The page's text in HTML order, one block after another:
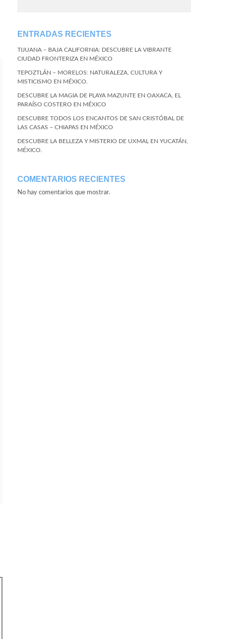
ENTRADAS RECIENTES
TIJUANA – BAJA CALIFORNIA: DESCUBRE LA VIBRANTE
CIUDAD FRONTERIZA EN MÉXICO
TEPOZTLÁN – MORELOS: NATURALEZA, CULTURA Y
MISTICISMO EN MÉXICO.
DESCUBRE LA MAGIA DE PLAYA MAZUNTE EN OAXACA, EL
PARAÍSO COSTERO EN MÉXICO
DESCUBRE TODOS LOS ENCANTOS DE SAN CRISTÓBAL DE
LAS CASAS – CHIAPAS EN MÉXICO
DESCUBRE LA BELLEZA Y MISTERIO DE UXMAL EN YUCATÁN,
MÉXICO.
COMENTARIOS RECIENTES
No hay comentarios que mostrar.